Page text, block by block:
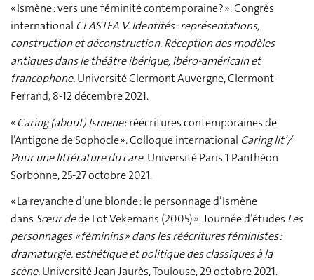
« Ismène : vers une féminité contemporaine ? ». Congrès
international CLASTEA V. Identités : représentations,
construction et déconstruction. Réception des modèles
antiques dans le théâtre ibérique, ibéro-américain et
francophone.Université Clermont Auvergne, Clermont-
Ferrand, 8-12 décembre 2021.
«Caring (about) Ismene: réécritures contemporaines de
l’Antigone de Sophocle ». Colloque international Caring lit’/
Pour une littérature du care. Université Paris 1 Panthéon
Sorbonne, 25-27 octobre 2021.
« La revanche d’une blonde : le personnage d’Ismène
dans Sœur dede Lot Vekemans (2005) ». Journée d’études Les
personnages « féminins » dans les réécritures féministes :
dramaturgie, esthétique et politique des classiques à la
scène.Université Jean Jaurès, Toulouse, 29 octobre 2021.